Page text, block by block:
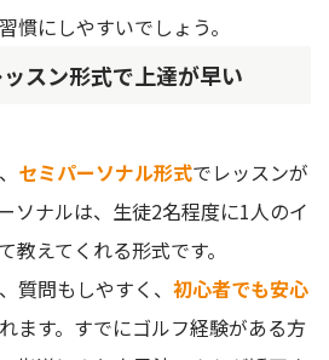
慣にしやすいでしょう。
スン形式で上達が早い
セミパーソナル形式でレッスンが
ソナルは、生徒2名程度に1人のイ
教えてくれる形式です。
質問もしやすく、 初心者でも安心
ます。すでにゴルフ経験がある方